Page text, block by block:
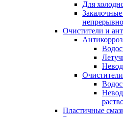
Для
Очистители и
Очистители
Пластичные